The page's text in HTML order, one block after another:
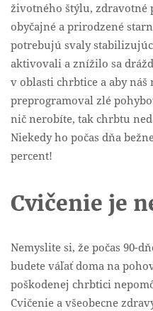
životného štýlu, zdravotné
obyčajné a prirodzené
potrebujú svaly
aktivovali a znížilo sa
v oblasti chrbtice a aby náš
preprogramoval zlé
nič nerobíte, tak chrbtu
Niekedy ho počas dňa
percent!
Cvičenie je
Nemyslite si, že počas 90-
budete váľať doma na
poškodenej chrbtici
Cvičenie a všeobecne